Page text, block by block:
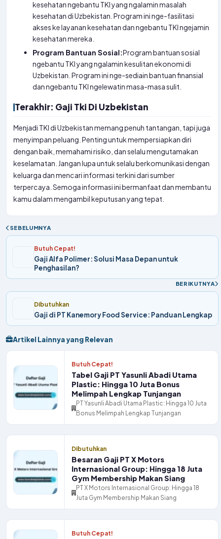
kesehatan ngebantu TKI yang ngalamin masalah
kesehatan di Uzbekistan. Program ini nge-fasilitasi
akses ke layanan kesehatan dan ngebantu TKI ngejamin
kesehatan mereka.
Program Bantuan Sosial:Program bantuan sosial
ngebantu TKI yang ngalamin kesulitan ekonomi di
Uzbekistan. Program ini nge-sediain bantuan finansial
dan ngebantu TKI ngelewatin masa-masa sulit.
Terakhir: Gaji Tki Di Uzbekistan
Menjadi TKI di Uzbekistan memang penuh tantangan, tapi juga
menyimpan peluang. Penting untuk mempersiapkan diri
dengan baik, memahami risiko, dan selalu mengutamakan
keselamatan. Jangan lupa untuk selalu berkomunikasi dengan
keluarga dan mencari informasi terkini dari sumber
terpercaya. Semoga informasi ini bermanfaat dan membantu
kamu dalam mengambil keputusan yang tepat.
SEBELUMNYA
Butuh Cepat!
Gaji Alfa Polimer: Solusi Masa Depan untuk
Penghasilan?
BERIKUTNYA
Dibutuhkan
Gaji di PT Kanemory Food Service: Panduan Lengkap
Artikel Lainnya yang Relevan
Butuh Cepat!
Tabel Gaji PT Yasunli Abadi Utama
Plastic: Hingga 10 Juta Bonus
Melimpah Lengkap Tunjangan
PT Yasunli Abadi Utama Plastic: Hingga 10 Juta
Bonus Melimpah Lengkap Tunjangan
Dibutuhkan
Besaran Gaji PT X Motors
Internasional Group: Hingga 18 Juta
Gym Membership Makan Siang
PT X Motors Internasional Group: Hingga 18
Juta Gym Membership Makan Siang
Butuh Cepat!